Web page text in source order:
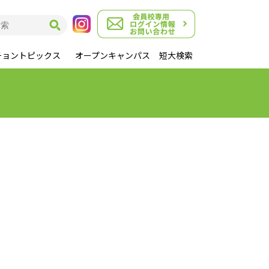
ントピックス オープンキャンパス 短大検索